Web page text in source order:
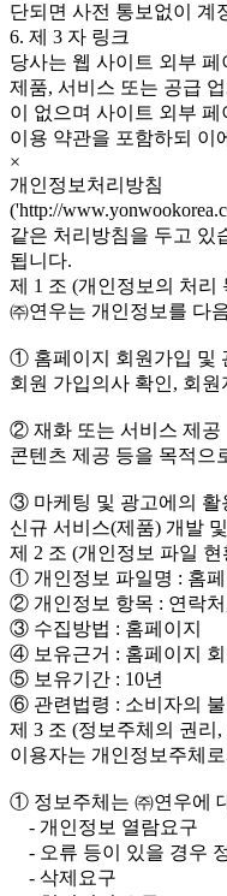
단되면 사전 통보없이 계
6. 제 3 자 링크
당사는 웹 사이트 외부
제품, 서비스 또는 공급
이 없으며 사이트 외부
이용 약관을 포함하되 이
×
개인정보처리방침
('http://
같은 처리방침을 두고 있
됩니다.
제 1 조 (개인정보의 처리
㈜연우는 개인정보를 다
① 홈페이지 회원가입 및
회원 가입의사 확인, 회
② 재화 또는 서비스 제공
콘텐츠 제공 등을 목적으
③ 마케팅 및 광고에의 활
신규 서비스(제품) 개발
제 2 조 (개인정보 파일 현
① 개인정보 파일명 : 홈
② 개인정보 항목 : 연락처
③ 수집방법 : 홈페이지
④ 보유근거 : 홈페이지 회
⑤ 보유기간 : 10년
⑥ 관련법령 : 소비자의 불
제 3 조 (정보주체의 권리
이용자는 개인정보주체
① 정보주체는 ㈜연우에
- 개인정보 열람요구
- 오류 등이 있을 경우
- 삭제요구